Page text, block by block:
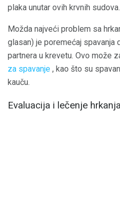
plaka unutar ovih krvnih sudova.
Možda najveći problem sa
glasan) je poremećaj spavanja
partnera u krevetu. Ovo može
za spavanje , kao što su
kauču.
Evaluacija i lečenje hrkanja